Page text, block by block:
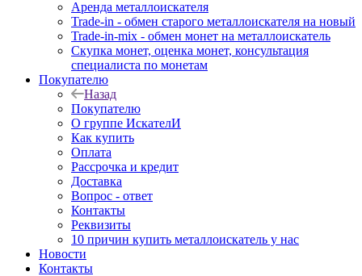
Аренда металлоискателя
Trade-in - обмен старого металлоискателя на новый
Trade-in-mix - обмен монет на металлоискатель
Скупка монет, оценка монет, консультация
специалиста по монетам
Покупателю
Назад
Покупателю
О группе ИскателИ
Как купить
Оплата
Рассрочка и кредит
Доставка
Вопрос - ответ
Контакты
Реквизиты
10 причин купить металлоискатель у нас
Новости
Контакты